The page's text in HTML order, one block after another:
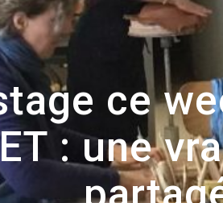
ce
: une